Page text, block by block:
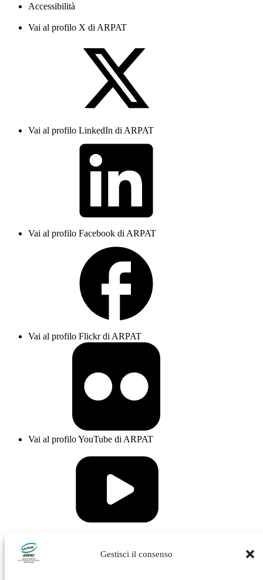
Gestisci il consenso
Accessibilità
Vai al profilo X di ARPAT
Vai al profilo LinkedIn di ARPAT
Vai al profilo Facebook di ARPAT
Vai al profilo Flickr di ARPAT
Vai al profilo YouTube di ARPAT
Vai al profilo Issuu di ARPAT